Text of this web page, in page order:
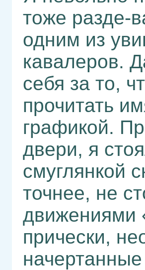
тоже разде-
одним из
кавалеров.
себя за то,
прочитать
графикой.
двери, я
смуглянкой
точнее, не
движениями
прически,